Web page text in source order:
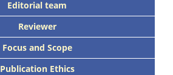
Editorial team
Reviewer
Focus and Scope
Publication Ethics